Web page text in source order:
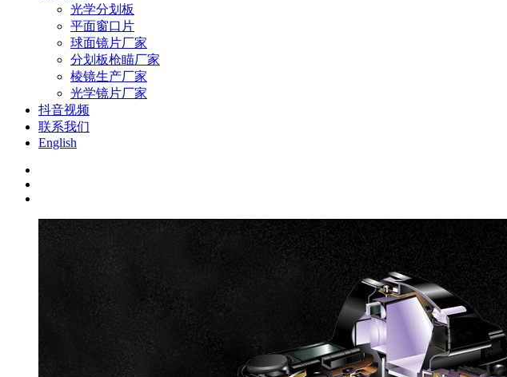
光学分划板
平面窗口片
球面镜片厂家
分划板枪瞄厂家
棱镜生产厂家
光学镜片厂家
抖音视频
联系我们
English